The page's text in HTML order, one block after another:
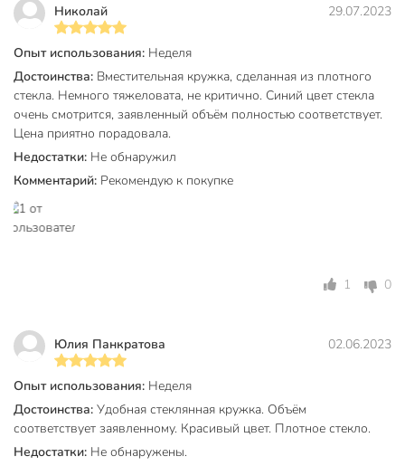
бабушка
универсальный
Артикул производителя
Модель
Габариты упаковки
Николай 29.07.2023
Опыт использования: Неделя
Достоинства: Вместительная кружка, сделанная из плотного
стекла. Немного тяжеловата, не критично. Синий цвет стекла
очень смотрится, заявленный объём полностью соответствует.
Цена приятно порадовала.
Недостатки: Не обнаружил
Комментарий: Рекомендую к покупке
1 0
Юлия Панкратова 02.06.2023
Опыт использования: Неделя
Достоинства: Удобная стеклянная кружка. Объём
соответствует заявленному. Красивый цвет. Плотное стекло.
Недостатки: Не обнаружены.